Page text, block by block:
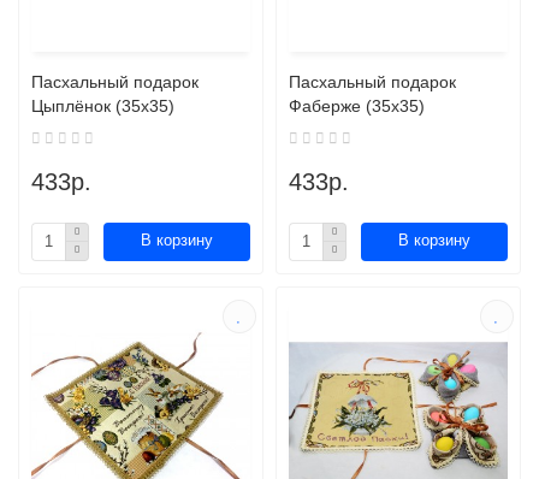
Пасхальный подарок
Цыплёнок (35х35)
433р.
В корзину
Пасхальный подарок
Фаберже (35х35)
433р.
В корзину